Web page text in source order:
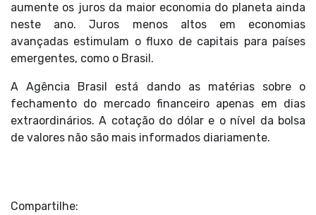
aumente os juros da maior economia do planeta ainda
neste ano. Juros menos altos em economias
avançadas estimulam o fluxo de capitais para países
emergentes, como o Brasil.
A Agência Brasil está dando as matérias sobre o
fechamento do mercado financeiro apenas em dias
extraordinários. A cotação do dólar e o nível da bolsa
de valores não são mais informados diariamente.
Compartilhe: